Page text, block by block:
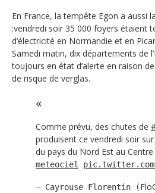
En France, la tempête Egon a aussi
:vendredi soir 35 000 foyers étaient
d‘électricité en Normandie et en
Samedi matin, dix départements de
toujours en état d’alerte en raison
de risque de verglas.
Comme prévu, des chutes de
produisent ce vendredi soir
du pays du Nord Est au Centre
meteociel pic.twitter.com/
— Cayrouse Florentin (